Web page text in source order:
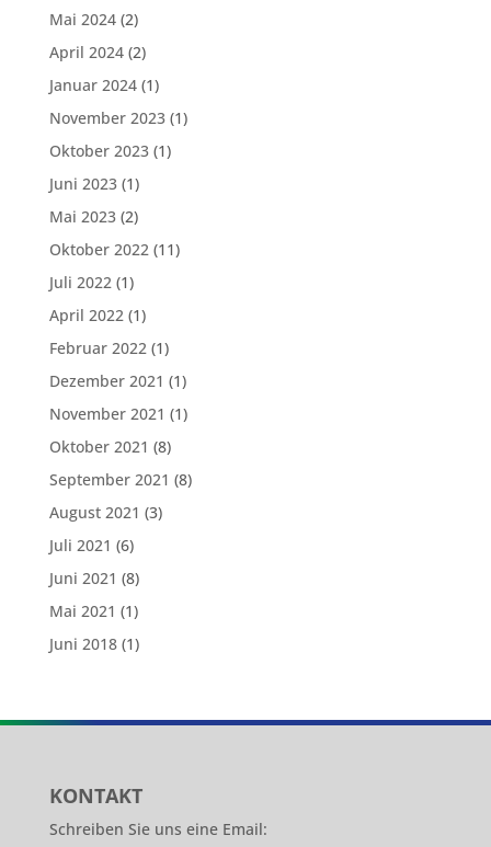
Mai 2024(2)
April 2024(2)
Januar 2024(1)
November 2023(1)
Oktober 2023(1)
Juni 2023(1)
Mai 2023(2)
Oktober 2022(11)
Juli 2022(1)
April 2022(1)
Februar 2022(1)
Dezember 2021 (1)
November 2021 (1)
Oktober 2021 (8)
September 2021 (8)
August 2021 (3)
Juli 2021 (6)
Juni 2021 (8)
Mai 2021 (1)
Juni 2018(1)
KONTAKT
Schreiben Sie uns eine Email: